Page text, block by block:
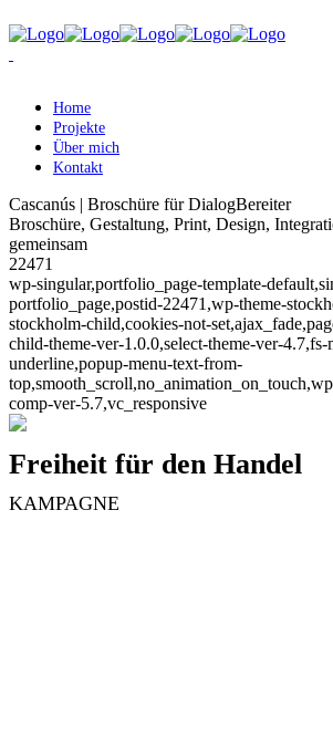
Home
Projekte
Über mich
Kontakt
Cascanús | Broschüre für DialogBereiter
Broschüre, Gestaltung, Print, Design,
gemeinsam
22471
wp-singular,portfolio_page-template-
portfolio_page,postid-22471,wp-theme-
stockholm-child,cookies-not-
child-theme-ver-1.0.0,select-theme-ver-
underline,popup-menu-text-from-
comp-ver-5.7,vc_responsive
Freiheit für den Handel
KAMPAGNE